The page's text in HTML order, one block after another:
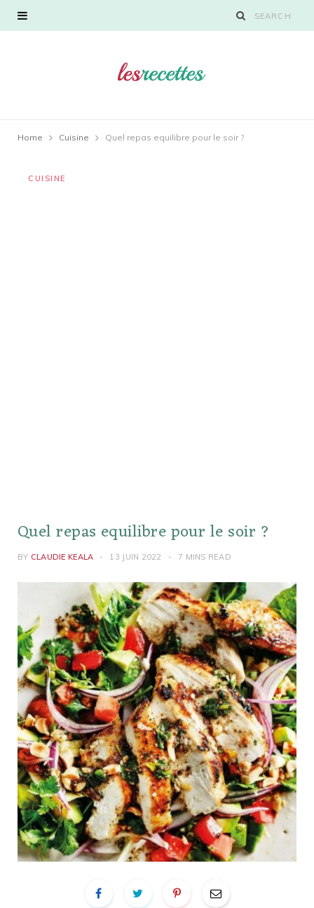
Home Cuisine Quel repas equilibre pour le soir ?
CUISINE
Quel repas equilibre pour le soir ?
BY CLAUDIE KEALA 13 JUIN 2022 7 MINS READ